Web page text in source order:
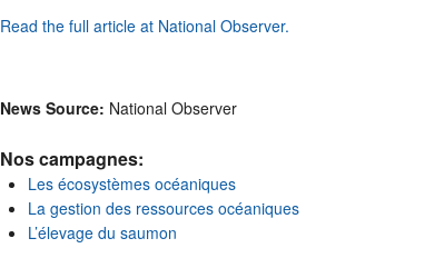
Read the full article at National Observer.
News Source: National Observer
Nos campagnes:
Les écosystèmes océaniques
La gestion des ressources océaniques
L’élevage du saumon